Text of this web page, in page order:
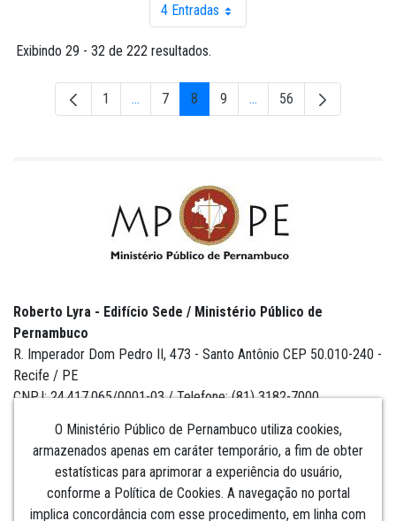
4 EntradasPor página
Exibindo 29 - 32 de 222 resultados.
Página
1 ...Páginas intermediárias Usar ABA para navegar.
Página
7 Página
8 Página
9 ...Páginas intermediárias
Página
56
O Ministério Público de Pernambuco utiliza cookies,
armazenados apenas em caráter temporário, a fim de obter
estatísticas para aprimorar a experiência do usuário,
conforme a Política de Cookies. A navegação no portal
implica concordância com esse procedimento, em linha com
Roberto Lyra - Edifício Sede / Ministério Público de
Pernambuco
R. Imperador Dom Pedro II, 473 - Santo Antônio CEP 50.010-240 -
Recife / PE
CNPJ: 24.417.065/0001-03 / Telefone: (81) 3182-7000
Institucional